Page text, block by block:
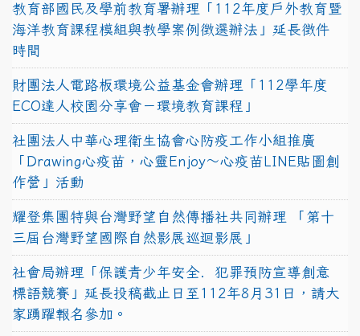
教育部國民及學前教育署辦理「112年度戶外教育暨
海洋教育課程模組與教學案例徵選辦法」延長徵件
時間
財團法人電路板環境公益基金會辦理「112學年度
ECO達人校園分享會－環境教育課程」
社團法人中華心理衛生協會心防疫工作小組推廣
「Drawing心疫苗，心靈Enjoy〜心疫苗LINE貼圖創
作營」活動
耀登集團特與台灣野望自然傳播社共同辦理 「第十
三屆台灣野望國際自然影展巡迴影展」
社會局辦理「保護青少年安全．犯罪預防宣導創意
標語競賽」延長投稿截止日至112年8月31日，請大
家踴躍報名參加。